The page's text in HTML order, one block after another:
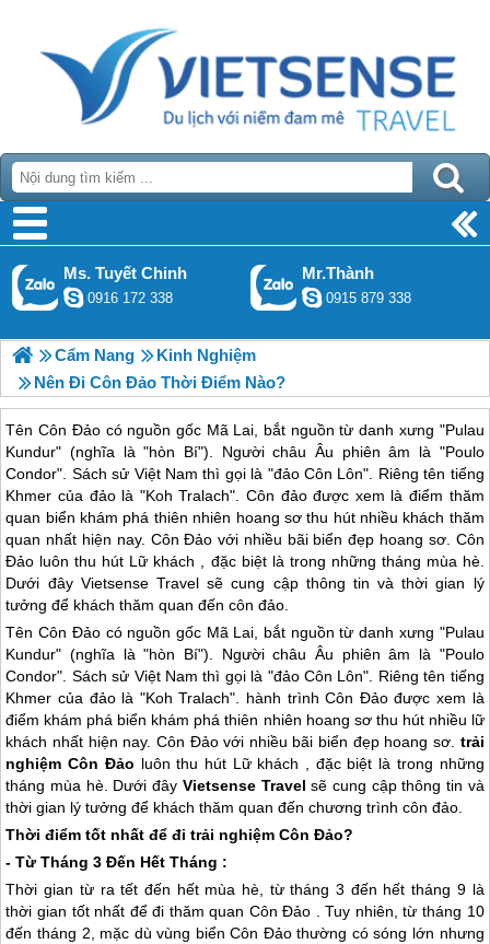
Ms. Tuyết Chinh
0916 172 338
Mr.Thành
0915 879 338
Cẩm Nang
Kinh Nghiệm
Nên Đi Côn Đảo Thời Điểm Nào?
Tên Côn Đảo có nguồn gốc Mã Lai, bắt nguồn từ danh xưng "Pulau
Kundur" (nghĩa là "hòn Bí"). Người châu Âu phiên âm là "Poulo
Condor". Sách sử Việt Nam thì gọi là "đảo Côn Lôn". Riêng tên tiếng
Khmer của đảo là "Koh Tralach". Côn đảo được xem là điểm thăm
quan biển khám phá thiên nhiên hoang sơ thu hút nhiều khách thăm
quan nhất hiện nay. Côn Đảo với nhiều bãi biển đẹp hoang sơ. Côn
Đảo luôn thu hút Lữ khách , đặc biệt là trong những tháng mùa hè.
Dưới đây Vietsense Travel sẽ cung cập thông tin và thời gian lý
tưởng để khách thăm quan đến côn đảo.
TênCôn Đảocó nguồn gốc Mã Lai, bắt nguồn từ danh xưng "Pulau
Kundur" (nghĩa là "hòn Bí"). Người châu Âu phiên âm là "Poulo
Condor". Sách sử Việt Nam thì gọi là "đảo Côn Lôn". Riêng tên tiếng
Khmer của đảo là "Koh Tralach". hành trìnhCôn Đảođược xem là
điểm khám phá biển khám phá thiên nhiên hoang sơ thu hút nhiều lữ
khách nhất hiện nay. Côn Đảovới nhiều bãi biển đẹp hoang sơ. trải
nghiệmCôn Đảo luôn thu hút Lữ khách , đặc biệt là trong những
tháng mùa hè. Dưới đây Vietsense Travel sẽ cung cập thông tin và
thời gian lý tưởng để khách thăm quan đến chương trìnhcôn đảo.
Thời điểm tốt nhất để đi trải nghiệmCôn Đảo?
- Từ Tháng 3 Đến Hết Tháng :
Thời gian từ ra tết đến hết mùa hè, từ tháng 3 đến hết tháng 9 là
thời gian tốt nhất để đi thăm quan Côn Đảo . Tuy nhiên, từ tháng 10
đến tháng 2, mặc dù vùng biểnCôn Đảothường có sóng lớn nhưng